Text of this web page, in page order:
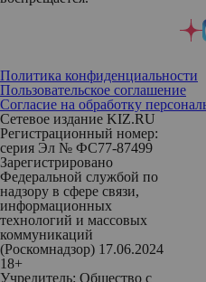
Политика конфиденциальности
Пользовательское соглашение
Согласие на обработку
Сетевое издание KIZ.RU
Регистрационный номер:
серия Эл № ФС77-87499
Зарегистрировано
Федеральной службой по
надзору в сфере связи,
информационных
технологий и массовых
коммуникаций
(Роскомнадзор) 17.06.2024
18+
Учредитель: Общество с